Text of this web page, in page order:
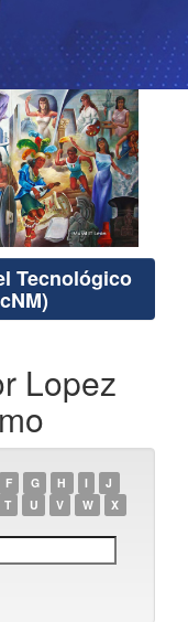
Tecnológico
Lopez
F G H I
J
T U V W
X